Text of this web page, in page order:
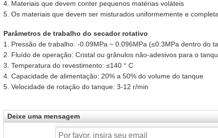
4. Materiais que devem conter pequenos matérias voláteis
5. Os materiais que devem ser misturados uniformemente e
Parâmetros de trabalho do secador rotativo
1. Pressão de trabalho: -0.09MPa ~ 0.096MPa (≤0.3MPa dentro do
2. Fluído de operação: Cristal ou grânulos não-adesivos para o
3. Temperatura do revestimento: ≤140 ° C
4. Capacidade de alimentação: 20% a 50% do volume do tanque
5. Velocidade de rotação do tanque: 3-12 r/min
Deixe uma mensagem